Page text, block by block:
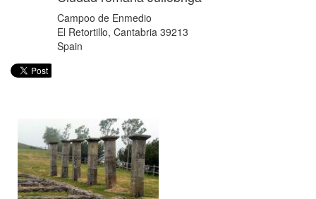
Campoo de Enmedio
El Retortillo, Cantabria 39213
Spain